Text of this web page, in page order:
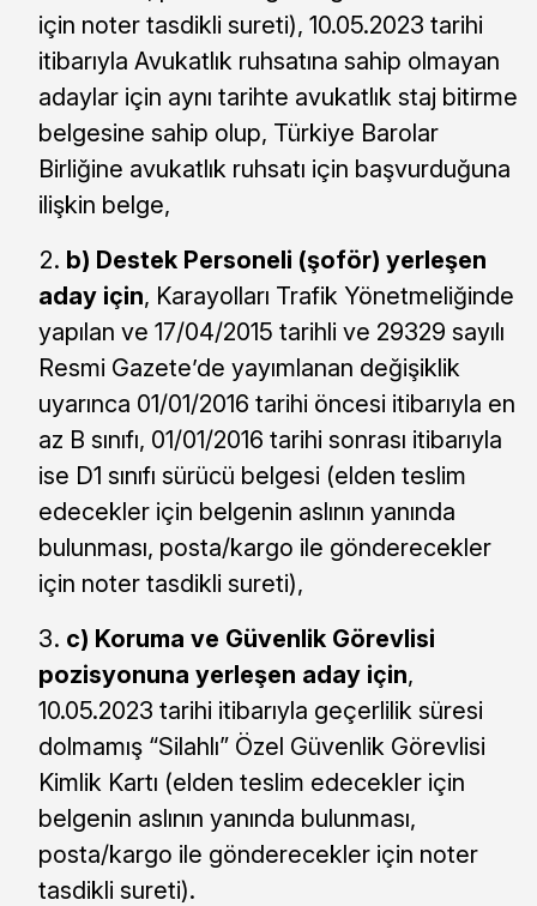
için noter tasdikli sureti), 10.05.2023 tarihi
itibarıyla Avukatlık ruhsatına sahip olmayan
adaylar için aynı tarihte avukatlık staj bitirme
belgesine sahip olup, Türkiye Barolar
Birliğine avukatlık ruhsatı için başvurduğuna
ilişkin belge,
b) Destek Personeli (şoför) yerleşen
aday için, Karayolları Trafik Yönetmeliğinde
yapılan ve 17/04/2015 tarihli ve 29329 sayılı
Resmi Gazete’de yayımlanan değişiklik
uyarınca 01/01/2016 tarihi öncesi itibarıyla en
az B sınıfı, 01/01/2016 tarihi sonrası itibarıyla
ise D1 sınıfı sürücü belgesi (elden teslim
edecekler için belgenin aslının yanında
bulunması, posta/kargo ile gönderecekler
için noter tasdikli sureti),
c) Koruma ve Güvenlik Görevlisi
pozisyonuna yerleşen aday için,
10.05.2023 tarihi itibarıyla geçerlilik süresi
dolmamış “Silahlı” Özel Güvenlik Görevlisi
Kimlik Kartı (elden teslim edecekler için
belgenin aslının yanında bulunması,
posta/kargo ile gönderecekler için noter
tasdikli sureti).